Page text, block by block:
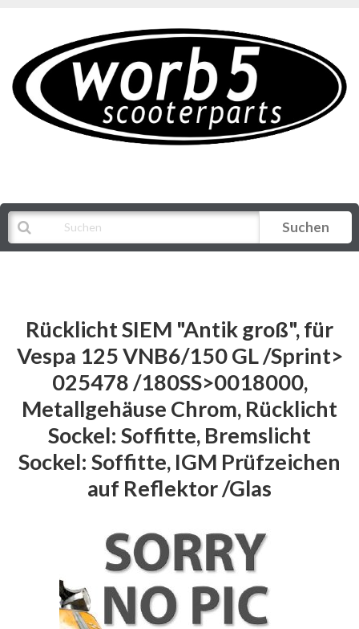
Suchen
Rücklicht SIEM "Antik groß", für
Vespa 125 VNB6/150 GL /Sprint>
025478 /180SS>0018000,
Metallgehäuse Chrom, Rücklicht
Sockel: Soffitte, Bremslicht
Sockel: Soffitte, IGM Prüfzeichen
auf Reflektor /Glas